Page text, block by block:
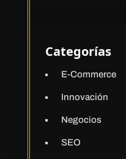
Categorías
E-Commerce
Innovación
Negocios
SEO